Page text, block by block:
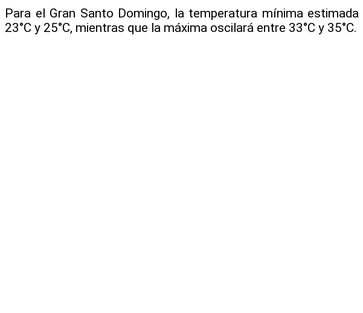
Para el Gran Santo Domingo, la temperatura mínima
23°C y 25°C, mientras que la máxima oscilará entre 33°C y 35°C.